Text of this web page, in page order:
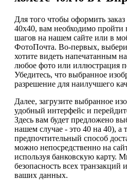
Для того чтобы оформить заказ
40х40, вам необходимо пройти
шагов на нашем сайте или в
ФотоПочта. Во-первых,
хотите видеть напечатанным
любое фото или иллюстрация
Убедитесь, что выбранное
разрешение для наилучшего
Далее, загрузите выбранное
удобный интерфейс и
Здесь вам будет предложено
нашем случае - это 40 на 40), а
предпочтительный способ
можно непосредственно на
используя банковскую карту.
безопасность всех транзакций
ваших данных.